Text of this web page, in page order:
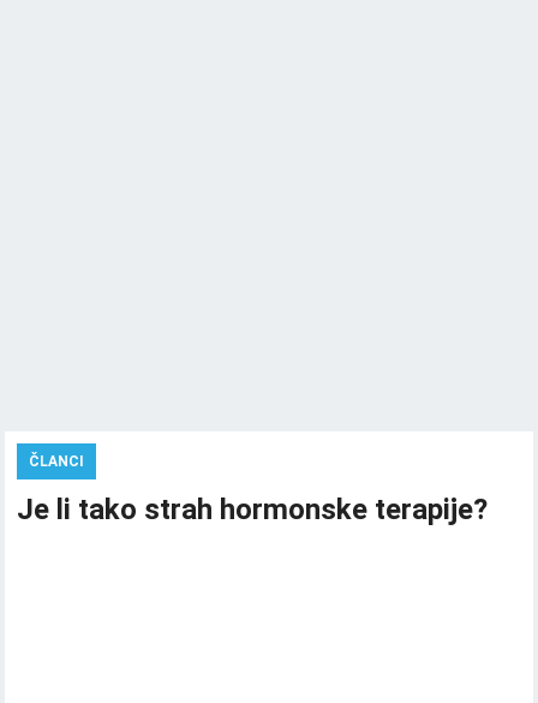
ČLANCI
Je li tako strah hormonske terapije?